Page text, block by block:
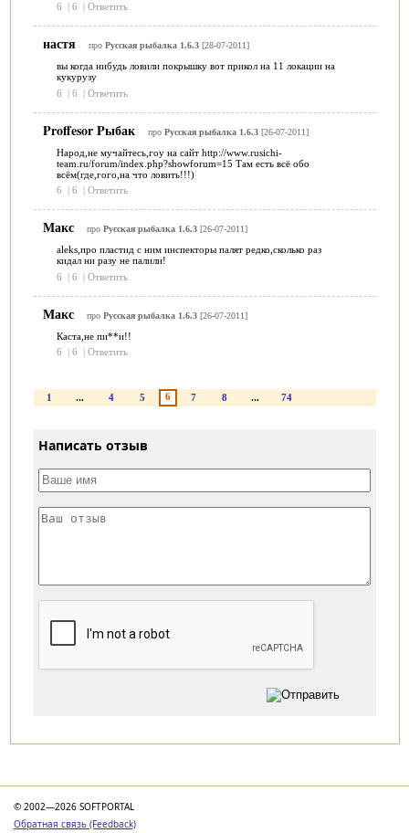
6
| 6 | Ответить
настя про Русская рыбалка 1.6.3[28-07-2011]
вы когда нибудь ловили покрышку вот прикол на 11 локации на
кукурузу
6
| 6 | Ответить
Proffesor Pыбак про Русская рыбалка 1.6.3[26-07-2011]
Народ,не мучайтесь,гоу на сайт http://www.rusichi-
team.ru/forum/index.php?showforum=15 Там есть всё обо
всём(где,гого,на что ловить!!!)
6
| 6 | Ответить
Макс про Русская рыбалка 1.6.3[26-07-2011]
aleks,про пластид с ним инспекторы палят редко,сколько раз
кидал ни разу не палили!
6
| 6 | Ответить
Макс про Русская рыбалка 1.6.3[26-07-2011]
Каста,не пи**и!!
6
| 6 | Ответить
1 ... 4 5 6 7 8 ... 74
Написать отзыв
© 2002—2026 SOFTPORTAL
Обратная связь (Feedback)